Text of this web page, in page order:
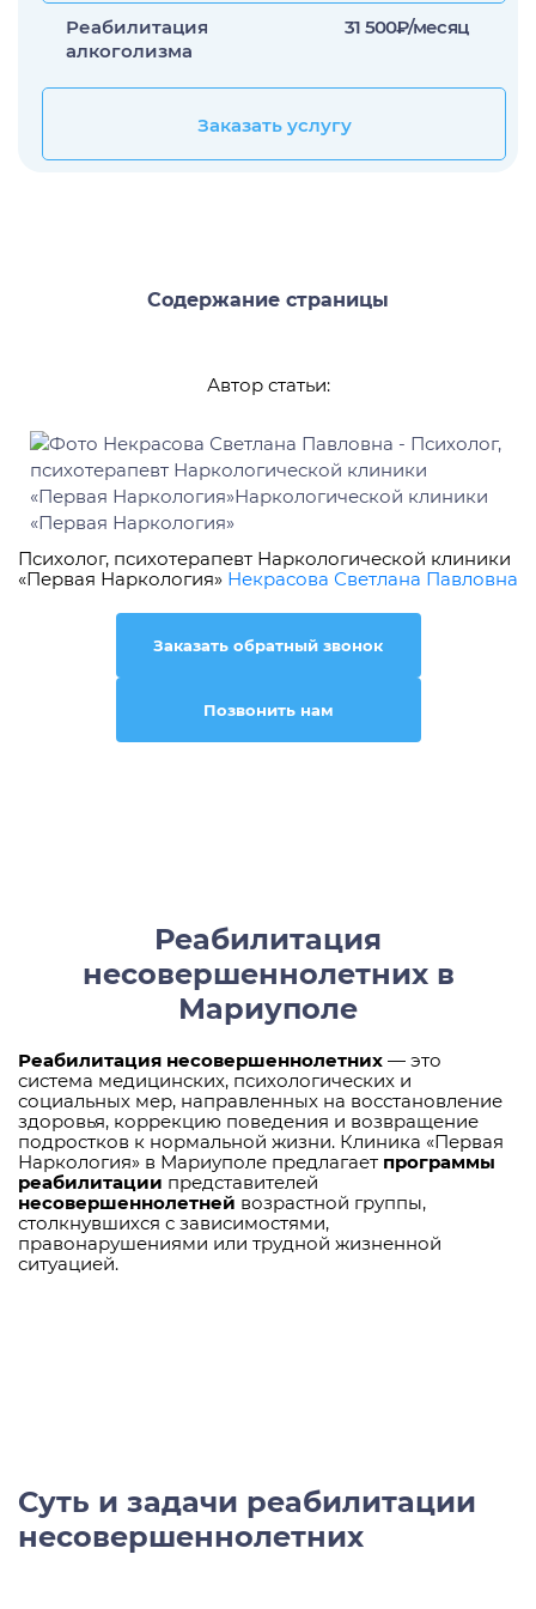
Лечение прозопагнозии
Психиатрическая клиника
Реабилитация
алкоголизма
31 500₽/месяц
Заказать услугу
Содержание страницы
Автор статьи:
Психолог, психотерапевт Наркологической клиники
«Первая Наркология» Некрасова Светлана Павловна
Заказать обратный звонок
Позвонить нам
Реабилитация
несовершеннолетних в
Мариуполе
Реабилитация несовершеннолетних — это
система медицинских, психологических и
социальных мер, направленных на восстановление
здоровья, коррекцию поведения и возвращение
подростков к нормальной жизни. Клиника «Первая
Наркология» в Мариуполе предлагает программы
реабилитации представителей
несовершеннолетней возрастной группы,
столкнувшихся с зависимостями,
правонарушениями или трудной жизненной
ситуацией.
Суть и задачи реабилитации
несовершеннолетних